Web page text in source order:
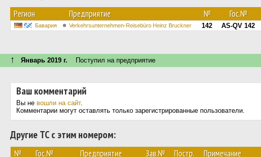
Регион Предприятие № Гос.№
Бавария Verkehrsunternehmen-Reisebüro Heinz Bruckner 142 AS-QV 142
↑ Январь 2019 г. Поступил на предприятие
Ваш комментарий
Вы не вошли на сайт.
Комментарии могут оставлять только зарегистрированные пользователи.
Другие ТС с этим номером:
№ Гос.№ Предприятие Зав.№ Постр. Примечание